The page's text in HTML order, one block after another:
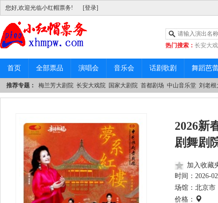
您好,欢迎光临小红帽票务! [登录]
热门搜索： 长安大
|中山音乐堂
首页 全部票品 演唱会 音乐会 话剧歌剧 舞蹈芭
推荐专题： 梅兰芳大剧院 长安大戏院 国家大剧院 首都剧场 中山音乐堂 刘老根
2026新
剧舞剧
加入收藏
时间： 2026-
场馆：北京市
价格：